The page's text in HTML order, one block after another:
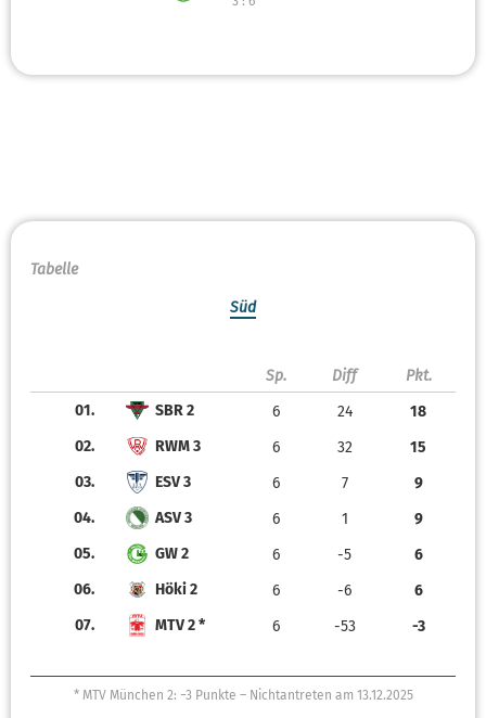
Tabelle
Süd
Sp. Diff
Pkt.
01.
SBR 2 6 24
18
02.
RWM 3 6 32
15
03.
ESV 3 6 7
9
04.
ASV 3 6 1
9
05.
GW 2 6 -5
6
06.
Höki 2 6 -6
6
07.
MTV 2 * 6 -53 -3
* MTV München 2: −3 Punkte – Nichtantreten am 13.12.2025